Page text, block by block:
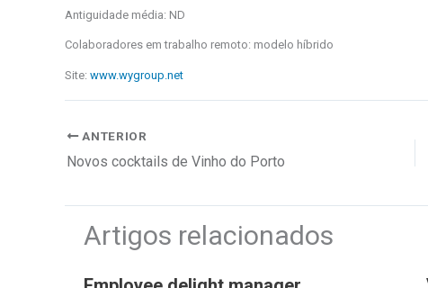
Antiguidade média: ND
Colaboradores em trabalho remoto: modelo híbrido
Site: www.wygroup.net
ANTERIOR
Novos cocktails de Vinho do Porto
Artigos relacionados